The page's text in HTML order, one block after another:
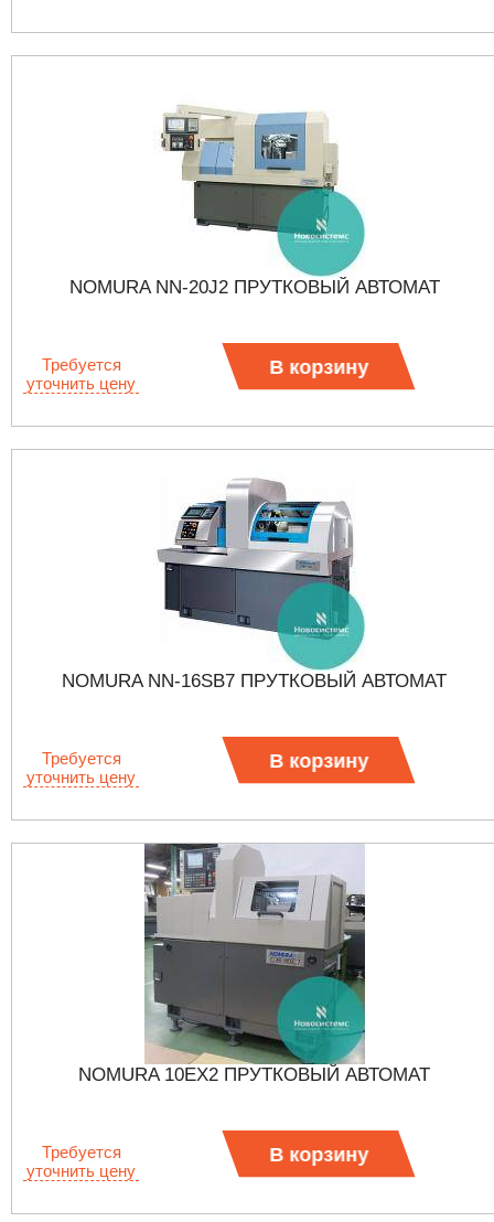
NOMURA NN-20J2 ПРУТКОВЫЙ АВТОМАТ
Требуется
уточнить цену
В корзину
NOMURA NN-16SB7 ПРУТКОВЫЙ АВТОМАТ
Требуется
уточнить цену
В корзину
NOMURA 10EX2 ПРУТКОВЫЙ АВТОМАТ
Требуется
уточнить цену
В корзину